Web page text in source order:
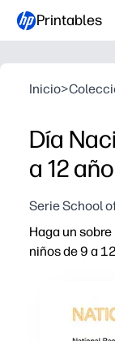
Printables
Inicio>
Día
a 12
Serie School
Haga un
niños de 9 a